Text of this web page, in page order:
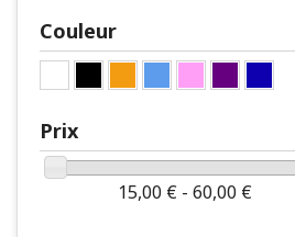
Couleur
Prix
15,00 € - 60,00 €